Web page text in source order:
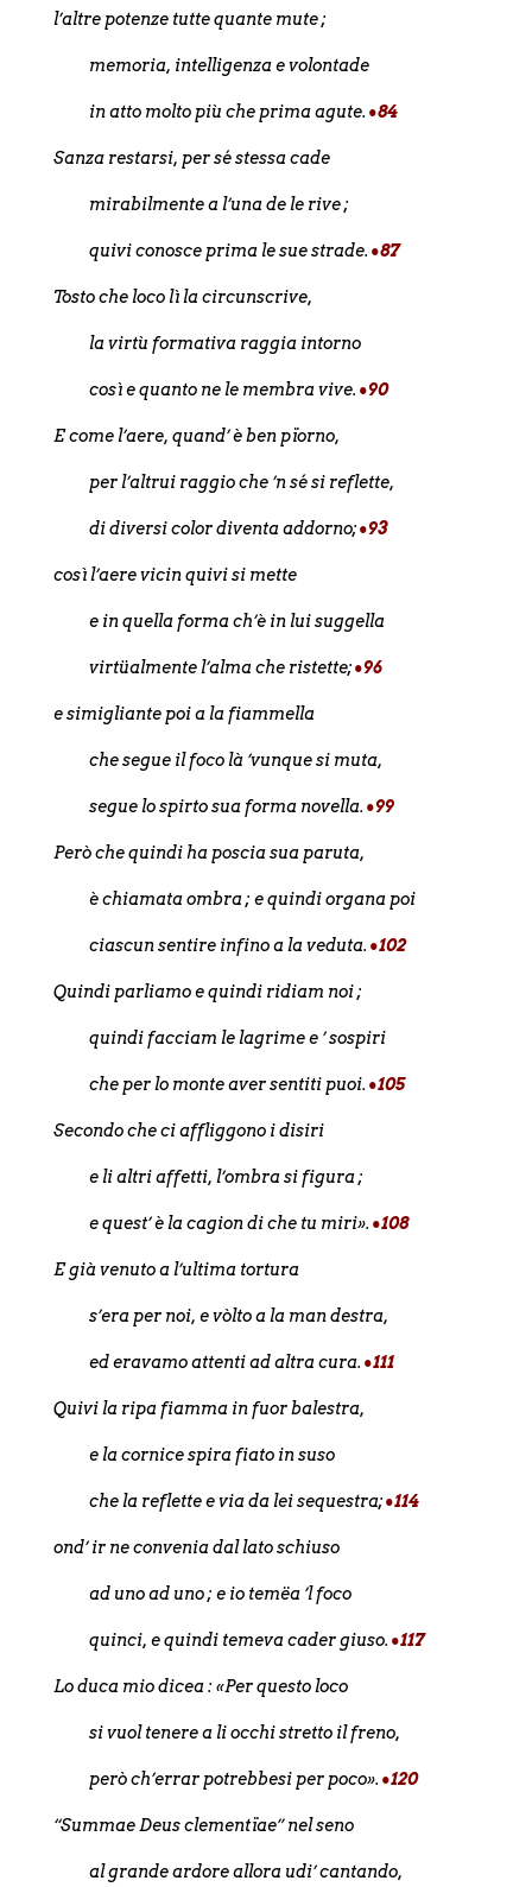
l’altre potenze tutte quante mute ;
memoria, intelligenza e volontade
in atto molto più che prima agute. •84
Sanza restarsi, per sé stessa cade
mirabilmente a l’una de le rive ;
quivi conosce prima le sue strade. •87
Tosto che loco lì la circunscrive,
la virtù formativa raggia intorno
così e quanto ne le membra vive. •90
E come l’aere, quand’ è ben pïorno,
per l’altrui raggio che ’n sé si reflette,
di diversi color diventa addorno;•93
così l’aere vicin quivi si mette
e in quella forma ch’è in lui suggella
virtüalmente l’alma che ristette;•96
e simigliante poi a la fiammella
che segue il foco là ’vunque si muta,
segue lo spirto sua forma novella. •99
Però che quindi ha poscia sua paruta,
è chiamata ombra ; e quindi organa poi
ciascun sentire infino a la veduta. •102
Quindi parliamo e quindi ridiam noi ;
quindi facciam le lagrime e ’ sospiri
che per lo monte aver sentiti puoi. •105
Secondo che ci affliggono i disiri
e li altri affetti, l’ombra si figura ;
e quest’ è la cagion di che tu miri». •108
E già venuto a l’ultima tortura
s’era per noi, e vòlto a la man destra,
ed eravamo attenti ad altra cura. •111
Quivi la ripa fiamma in fuor balestra,
e la cornice spira fiato in suso
che la reflette e via da lei sequestra;•114
ond’ ir ne convenia dal lato schiuso
ad uno ad uno ; e io temëa ’l foco
quinci, e quindi temeva cader giuso. •117
Lo duca mio dicea : «Per questo loco
si vuol tenere a li occhi stretto il freno,
però ch’errar potrebbesi per poco». •120
“Summae Deus clementïae”nel seno
al grande ardore allora udi’ cantando,